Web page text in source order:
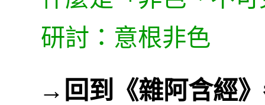
研討：意根非色
→ 回到《雜阿含經